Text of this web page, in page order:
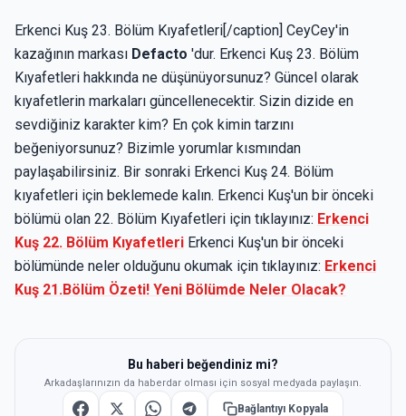
Erkenci Kuş 23. Bölüm Kıyafetleri[/caption] CeyCey'in
kazağının markası Defacto 'dur. Erkenci Kuş 23. Bölüm
Kıyafetleri hakkında ne düşünüyorsunuz? Güncel olarak
kıyafetlerin markaları güncellenecektir. Sizin dizide en
sevdiğiniz karakter kim? En çok kimin tarzını
beğeniyorsunuz? Bizimle yorumlar kısmından
paylaşabilirsiniz. Bir sonraki Erkenci Kuş 24. Bölüm
kıyafetleri için beklemede kalın. Erkenci Kuş'un bir önceki
bölümü olan 22. Bölüm Kıyafetleri için tıklayınız: Erkenci
Kuş 22. Bölüm Kıyafetleri Erkenci Kuş'un bir önceki
bölümünde neler olduğunu okumak için tıklayınız: Erkenci
Kuş 21.Bölüm Özeti! Yeni Bölümde Neler Olacak?
Bu haberi beğendiniz mi?
Arkadaşlarınızın da haberdar olması için sosyal medyada paylaşın.
Bağlantıyı Kopyala